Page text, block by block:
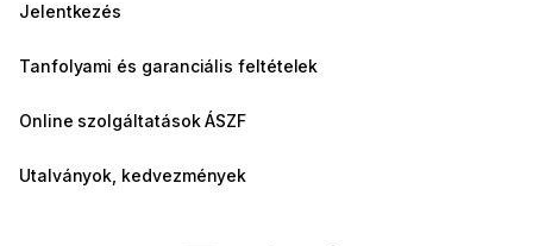
Jelentkezés
Tanfolyami és garanciális feltételek
Online szolgáltatások ÁSZF
Utalványok, kedvezmények